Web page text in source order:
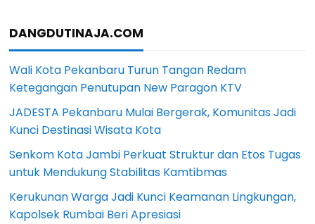
DANGDUTINAJA.COM
Wali Kota Pekanbaru Turun Tangan Redam
Ketegangan Penutupan New Paragon KTV
JADESTA Pekanbaru Mulai Bergerak, Komunitas Jadi
Kunci Destinasi Wisata Kota
Senkom Kota Jambi Perkuat Struktur dan Etos Tugas
untuk Mendukung Stabilitas Kamtibmas
Kerukunan Warga Jadi Kunci Keamanan Lingkungan,
Kapolsek Rumbai Beri Apresiasi